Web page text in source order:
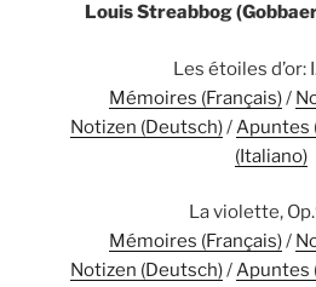
Louis Streabbog
Les étoiles d’or:
Mémoires (Français)/
Notizen (Deutsch)/ Apuntes
(Italiano)
La violette,
Mémoires (Français)/
Notizen (Deutsch)/Apuntes